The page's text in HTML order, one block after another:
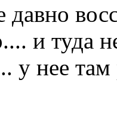
и туда
у нее